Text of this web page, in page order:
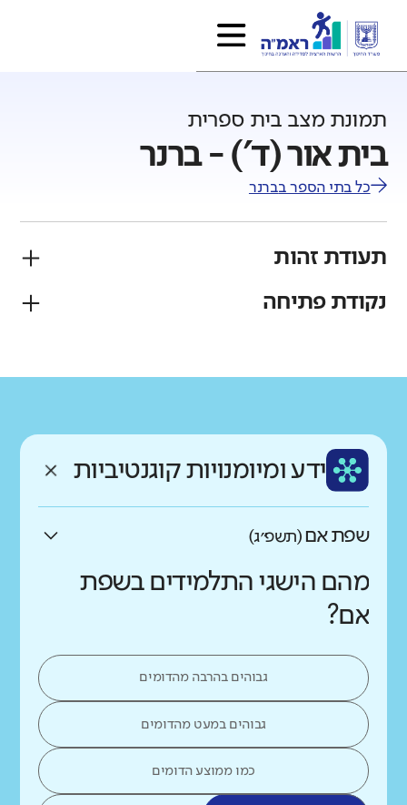
תמונת מצב בית ספרית
בית אור (ד') - ברנר
כל בתי הספר בברנר
תעודת זהות
פיקוח
עברית ותיק מאוד
נקודת פתיחה
רקע חברתי כלכלי
נמוך ידע ומיומנויות קוגנטיביות
שפת אם(תשפ״ג)
מהם הישגי התלמידים בשפת
אם?
גבוהים בהרבה מהדומים
גבוהים במעט מהדומים
כמו ממוצע הדומים